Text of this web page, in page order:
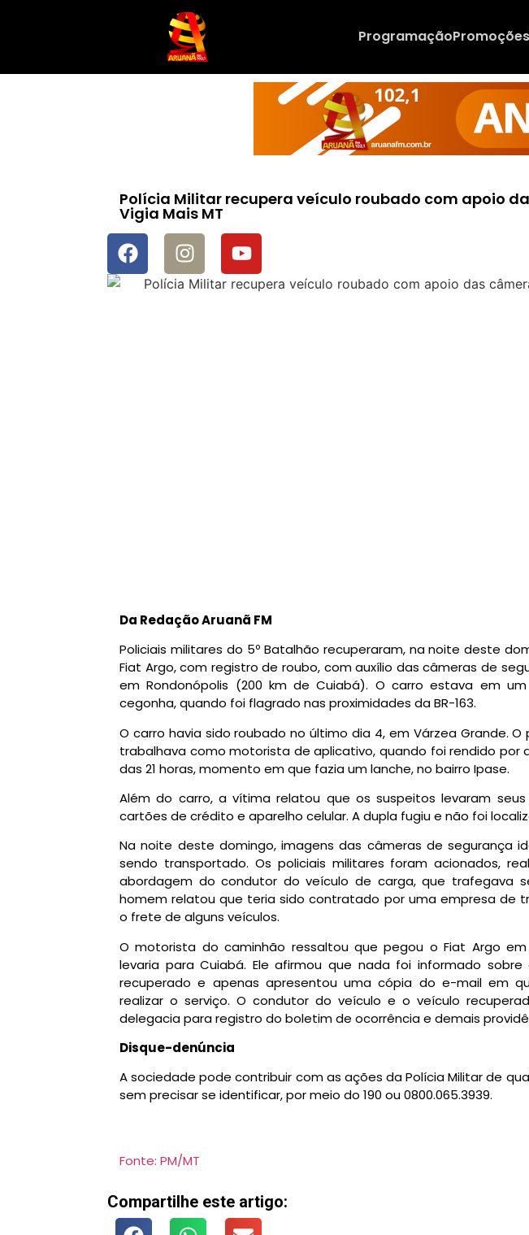
ProgramaçãoPromoções
Polícia Militar recupera veículo roubado com apoio
Vigia Mais MT
Da Redação Aruanã FM
Policiais militares do 5º Batalhão recuperaram, na noite deste
Fiat Argo, com registro de roubo, com auxílio das câmeras de
em Rondonópolis (200 km de Cuiabá). O carro estava em
cegonha, quando foi flagrado nas proximidades da BR-163.
O carro havia sido roubado no último dia 4, em Várzea Grande.
trabalhava como motorista de aplicativo, quando foi rendido por
das 21 horas, momento em que fazia um lanche, no bairro Ipase.
Além do carro, a vítima relatou que os suspeitos levaram
cartões de crédito e aparelho celular. A dupla fugiu e não foi
Na noite deste domingo, imagens das câmeras de segurança
sendo transportado. Os policiais militares foram acionados,
abordagem do condutor do veículo de carga, que trafegava
homem relatou que teria sido contratado por uma empresa de
o frete de alguns veículos.
O motorista do caminhão ressaltou que pegou o Fiat Argo
levaria para Cuiabá. Ele afirmou que nada foi informado
recuperado e apenas apresentou uma cópia do e-mail em
realizar o serviço. O condutor do veículo e o veículo
delegacia para registro do boletim de ocorrência e demais
Disque-denúncia
A sociedade pode contribuir com as ações da Polícia Militar de
sem precisar se identificar, por meio do 190 ou 0800.065.3939.
Fonte: PM/MT
Compartilhe este artigo: